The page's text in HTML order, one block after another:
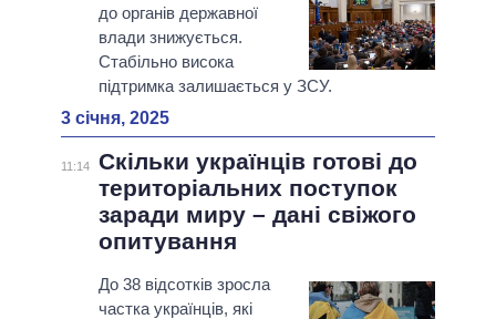
до органів державної
влади знижується.
Стабільно висока
підтримка залишається у ЗСУ.
3 січня, 2025
11:14
Скільки українців готові до
територіальних поступок
заради миру – дані свіжого
опитування
До 38 відсотків зросла
частка українців, які